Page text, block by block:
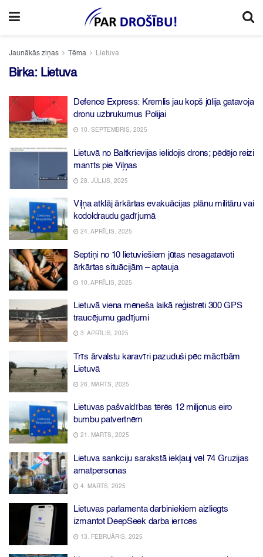
Jaunākās ziņas Tēma Lietuva
Birka: Lietuva
Defence Express: Kremlis jau kopš jūlija gatavoja
dronu uzbrukumus Polijai
10. SEPTEMBRIS, 2025
Lietuvā no Baltkrievijas ielidojis drons; pēdējo reizi
manīts pie Viļņas
28. JŪLIJS, 2025
Viļņa atklāj ārkārtas evakuācijas plānu militāru vai
kodoldraudu gadījumā
24. APRĪLIS, 2025
Septiņi no 10 lietuviešiem jūtas nesagatavoti
ārkārtas situācijām – aptauja
10. APRĪLIS, 2025
Lietuvā viena mēneša laikā reģistrēti 300 GPS
traucējumu gadījumi
3. APRĪLIS, 2025
Trīs ārvalstu karavīri pazuduši pēc mācībām
Lietuvā
26. MARTS, 2025
Lietuvas pašvaldības tērēs 12 miljonus eiro
bumbu patvertnēm
21. MARTS, 2025
Lietuva sankciju sarakstā iekļauj vēl 74 Gruzijas
amatpersonas
4. MARTS, 2025
Lietuvas parlamenta darbiniekiem aizliegts
izmantot DeepSeek darba ierīcēs
13. FEBRUĀRIS, 2025